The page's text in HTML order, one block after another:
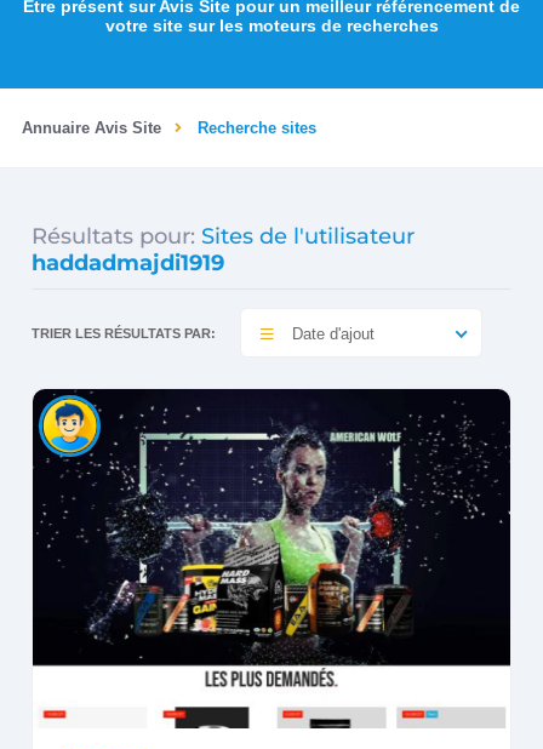
Etre présent sur Avis Site pour un meilleur référencement de
votre site sur les moteurs de recherches
Annuaire Avis Site Recherche sites
Résultats pour: Sites de l'utilisateur
haddadmajdi1919
TRIER LES RÉSULTATS PAR: Date d'ajout